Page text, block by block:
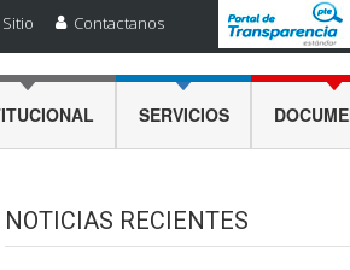
Contactanos
SERVICIOS
NOTICIAS RECIENTES